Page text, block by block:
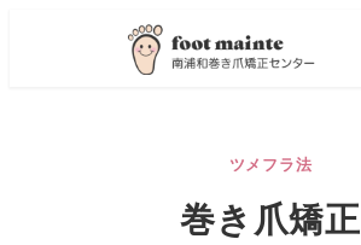
ツメフラ法
巻き爪矯正